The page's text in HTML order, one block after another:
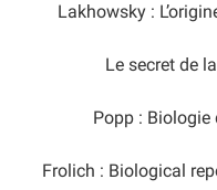
Lakhowsky :
Le secret de
Popp : Biologie
Frolich : Biological